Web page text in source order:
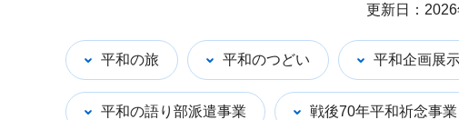
更新日：2026
平和の旅 平和のつどい 平和企画展
平和の語り部派遣事業 戦後70年平和祈念事業
ナ
ビ
ゲ